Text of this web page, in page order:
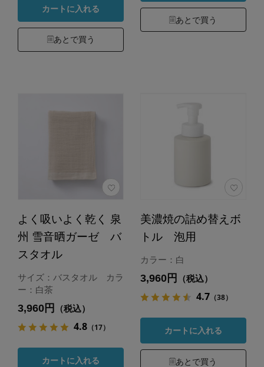
カートに入れる
あとで買う
あとで買う
よく吸いよく乾く 泉
州 雪音晒ガーゼ バ
スタオル
サイズ：バスタオル カラ
ー：白茶
3,960円 （税込）
4.8（17）
カートに入れる
美濃焼の詰め替えボ
トル 泡用
カラー：白
3,960円 （税込）
4.7（38）
カートに入れる
あとで買う